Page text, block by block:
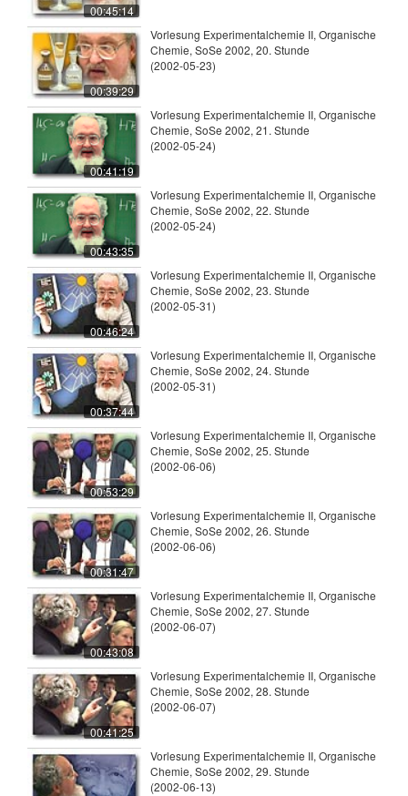
00:45:14
00:39:29
Vorlesung Experimentalchemie II, Organische
Chemie, SoSe 2002, 20. Stunde
(2002-05-23)
00:41:19
Vorlesung Experimentalchemie II, Organische
Chemie, SoSe 2002, 21. Stunde
(2002-05-24)
00:43:35
Vorlesung Experimentalchemie II, Organische
Chemie, SoSe 2002, 22. Stunde
(2002-05-24)
00:46:24
Vorlesung Experimentalchemie II, Organische
Chemie, SoSe 2002, 23. Stunde
(2002-05-31)
00:37:44
Vorlesung Experimentalchemie II, Organische
Chemie, SoSe 2002, 24. Stunde
(2002-05-31)
00:53:29
Vorlesung Experimentalchemie II, Organische
Chemie, SoSe 2002, 25. Stunde
(2002-06-06)
00:31:47
Vorlesung Experimentalchemie II, Organische
Chemie, SoSe 2002, 26. Stunde
(2002-06-06)
00:43:08
Vorlesung Experimentalchemie II, Organische
Chemie, SoSe 2002, 27. Stunde
(2002-06-07)
00:41:25
Vorlesung Experimentalchemie II, Organische
Chemie, SoSe 2002, 28. Stunde
(2002-06-07)
Vorlesung Experimentalchemie II, Organische
Chemie, SoSe 2002, 29. Stunde
(2002-06-13)